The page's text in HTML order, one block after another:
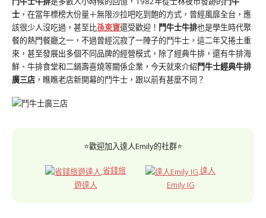
士 ，在當年標榜大份量＋無限沙拉吧吃到飽的方式，曾經風靡全台，應
該很少人沒吃過，甚至比孫東寶還受歡迎！ 鬥牛士牛排也是學生時代聚
餐的熱門餐廳之一，不過曾經沉寂了一陣子的鬥牛士，這二年又捲土重
來，甚至發展出多個不同品牌的經營模式，除了經典牛排，還有牛排海
鮮、牛排食堂和二鍋壽喜燒等關係企業，今天就來介紹鬥牛士經典牛排
廣三店 ，瞧瞧老店新開幕的鬥牛士，跟以前有甚麼不同？
⭐歡迎加入達人Emily的社群⭐
省錢旅
遊達人
達人
Emily IG